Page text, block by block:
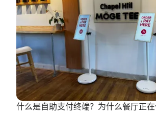
什么是自助支付终端？为什么餐厅正在